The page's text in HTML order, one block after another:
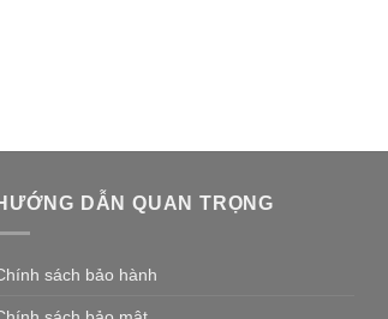
DẪN QUAN TRỌNG
sách bảo hành